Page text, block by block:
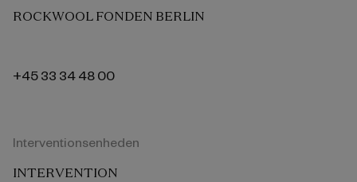
ROCKWOOL FONDEN BERLIN
+45 33 34 48 00
Interventionsenheden
INTERVENTION